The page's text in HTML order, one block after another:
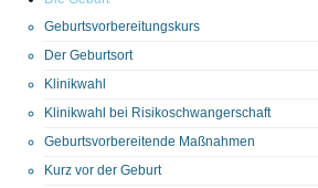
Geburtsvorbereitungskurs
Der Geburtsort
Klinikwahl
Klinikwahl bei Risikoschwangerschaft
Geburtsvorbereitende Maßnahmen
Kurz vor der Geburt